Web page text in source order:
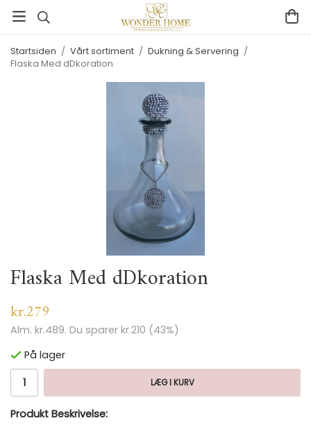
Startsiden / Vårt sortiment / Dukning & Servering /
Flaska Med dDkoration
Flaska Med dDkoration
kr.279
Alm. kr.489. Du sparer kr.210 (43%)
På lager
LÆG I KURV
Produkt Beskrivelse: